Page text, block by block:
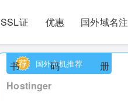
SSL证
书
优惠
码
国外域名注
册
国外主机推荐
Hostinger